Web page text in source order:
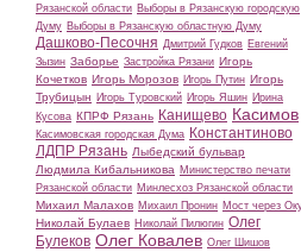
Рязанской области Выборы в Рязанскую городскую
Думу Выборы в Рязанскую областную Думу
Дашково-Песочня Дмитрий Гудков Евгений
Зызин Заборье Застройка Рязани Игорь
Кочетков Игорь Морозов Игорь Путин Игорь
Трубицын Игорь Туровский Игорь Яшин Ирина
Кусова КПРФ Рязань Канищево Касимов
Касимовская городская Дума Константиново
ЛДПР Рязань Лыбедский бульвар
Людмила Кибальникова Министерство печати
Рязанской области Минлесхоз Рязанской области
Михаил Малахов Михаил Пронин Мост через
Николай Булаев Николай Пилюгин Олег
Булеков Олег Ковалев Олег Шишов